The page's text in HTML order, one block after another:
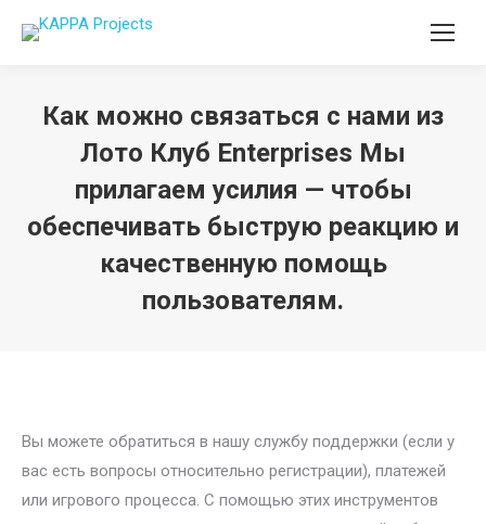
Как можно связаться с нами из
Лото Клуб Enterprises Мы
прилагаем усилия — чтобы
обеспечивать быструю реакцию и
качественную помощь
пользователям.
Вы можете обратиться в нашу службу поддержки (если у
вас есть вопросы относительно регистрации), платежей
или игрового процесса. С помощью этих инструментов